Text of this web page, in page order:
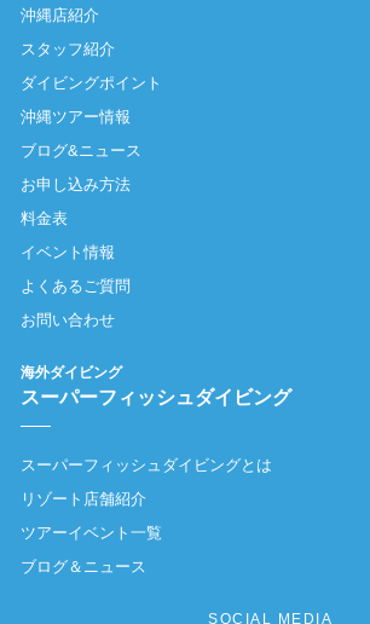
沖縄店紹介
スタッフ紹介
ダイビングポイント
沖縄ツアー情報
ブログ&ニュース
お申し込み方法
料金表
イベント情報
よくあるご質問
お問い合わせ
海外ダイビング
スーパーフィッシュダイビング
スーパーフィッシュダイビングとは
リゾート店舗紹介
ツアーイベント一覧
ブログ＆ニュース
SOCIAL MEDIA